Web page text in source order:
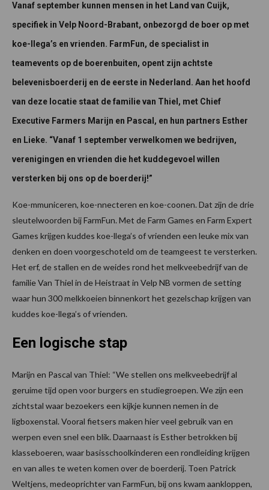
Vanaf september kunnen mensen in het Land van Cuijk,
specifiek in Velp Noord-Brabant, onbezorgd de boer op met
koe-llega’s en vrienden. FarmFun, de specialist in
teamevents op de boerenbuiten, opent zijn achtste
belevenisboerderij en de eerste in Nederland. Aan het hoofd
van deze locatie staat de familie van Thiel, met Chief
Executive Farmers Marijn en Pascal, en hun partners Esther
en Lieke. “Vanaf 1 september verwelkomen we bedrijven,
verenigingen en vrienden die het kuddegevoel willen
versterken bij ons op de boerderij!”
Koe-mmuniceren, koe-nnecteren en koe-coonen. Dat zijn de drie
sleutelwoorden bij FarmFun. Met de Farm Games en Farm Expert
Games krijgen kuddes koe-llega’s of vrienden een leuke mix van
denken en doen voorgeschoteld om de teamgeest te versterken.
Het erf, de stallen en de weides rond het melkveebedrijf van de
familie Van Thiel in de Heistraat in Velp NB vormen de setting
waar hun 300 melkkoeien binnenkort het gezelschap krijgen van
kuddes koe-llega’s of vrienden.
Een logische stap
Marijn en Pascal van Thiel: “We stellen ons melkveebedrijf al
geruime tijd open voor burgers en studiegroepen. We zijn een
zichtstal waar bezoekers een kijkje kunnen nemen in de
ligboxenstal. Vooral fietsers maken hier veel gebruik van en
werpen even snel een blik. Daarnaast is Esther betrokken bij
klasseboeren, waar basisschoolkinderen een rondleiding krijgen
en van alles te weten komen over de boerderij. Toen Patrick
Weltjens, medeoprichter van FarmFun, bij ons kwam aankloppen,